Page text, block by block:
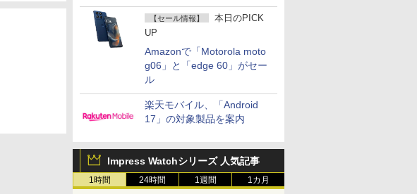
て説明
【セール情報】
本日のPICK
UP
Amazonで「Motorola moto
g06」と「edge 60」がセー
ル
楽天モバイル、「Android
17」の対象製品を案内
Impress Watchシリーズ 人気記事
1時間 24時間 1週間 1カ月